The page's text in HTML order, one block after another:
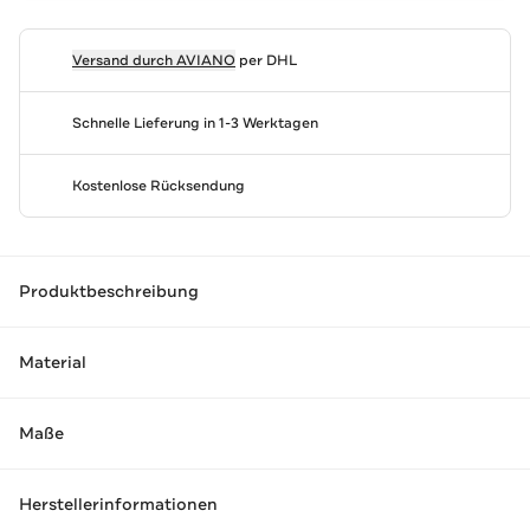
Versand durchAVIANOper DHL
Schnelle Lieferung in 1-3 Werktagen
Kostenlose Rücksendung
Produktbeschreibung
Material
Maße
Herstellerinformationen